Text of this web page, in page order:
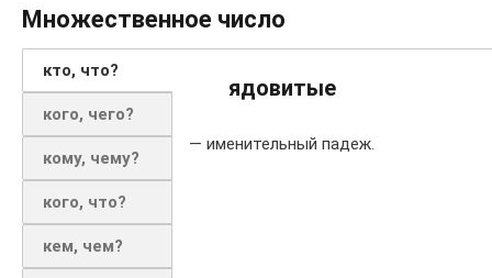
Множественное число
кто, что?
кого, чего?
кому, чему?
кого, что?
кем, чем?
ядовитые
— именительный падеж.